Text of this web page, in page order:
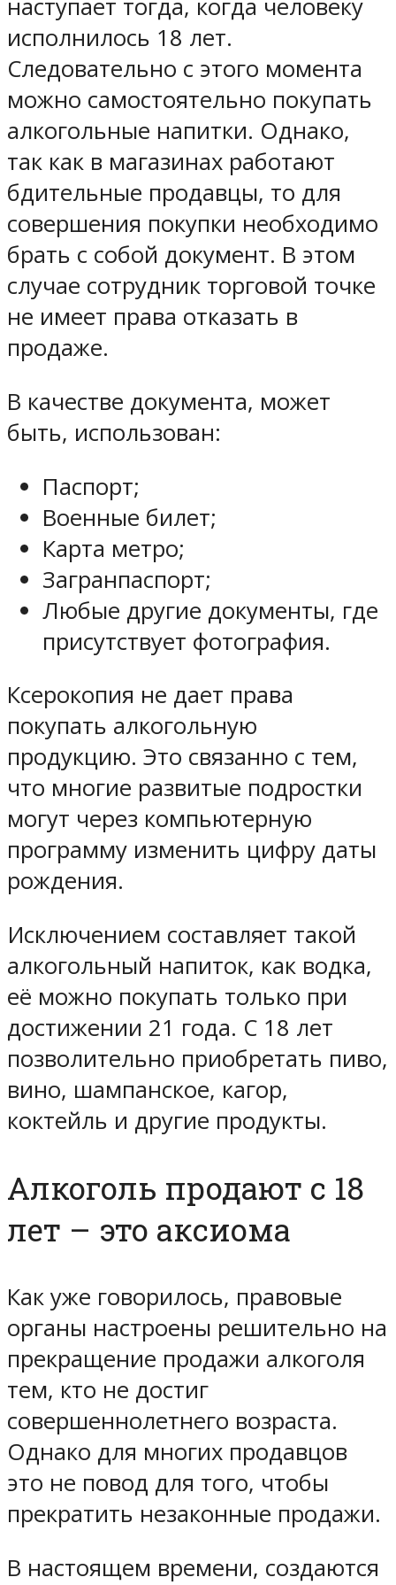
наступает тогда, когда человеку
исполнилось 18 лет.
Следовательно с этого момента
можно самостоятельно покупать
алкогольные напитки. Однако,
так как в магазинах работают
бдительные продавцы, то для
совершения покупки необходимо
брать с собой документ. В этом
случае сотрудник торговой точке
не имеет права отказать в
продаже.
В качестве документа, может
быть, использован:
Паспорт;
Военные билет;
Карта метро;
Загранпаспорт;
Любые другие документы, где
присутствует фотография.
Ксерокопия не дает права
покупать алкогольную
продукцию. Это связанно с тем,
что многие развитые подростки
могут через компьютерную
программу изменить цифру даты
рождения.
Исключением составляет такой
алкогольный напиток, как водка,
её можно покупать только при
достижении 21 года. С 18 лет
позволительно приобретать пиво,
вино, шампанское, кагор,
коктейль и другие продукты.
Алкоголь продают с 18
лет – это аксиома
Как уже говорилось, правовые
органы настроены решительно на
прекращение продажи алкоголя
тем, кто не достиг
совершеннолетнего возраста.
Однако для многих продавцов
это не повод для того, чтобы
прекратить незаконные продажи.
В настоящем времени, создаются